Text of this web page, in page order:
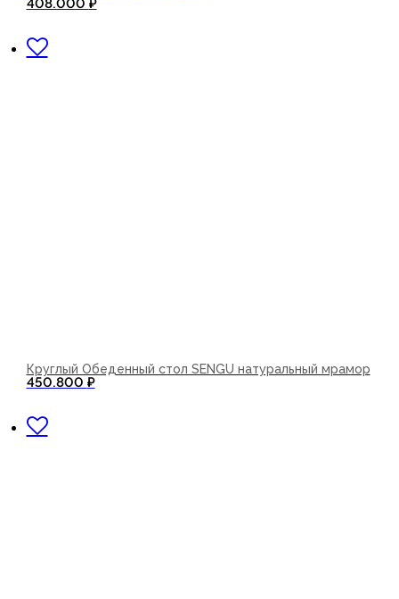
408.000 ₽
Круглый Обеденный стол SENGU натуральный мрамор
450.800 ₽